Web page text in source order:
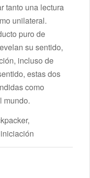
tanto una lectura
unilateral.
puro de
su sentido,
incluso de
estas dos
como
mundo.